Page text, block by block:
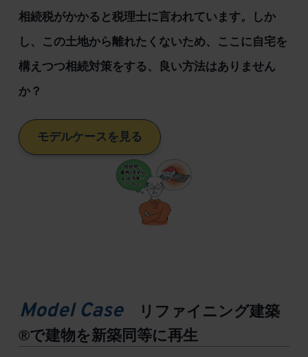
相続税がかかると税理士に言われています。しか
し、この土地から離れたくないため、ここに自宅を
構えつつ相続対策をする、良い方法はありません
か？
モデルケースを見る
Model Case
リファイニング建築
®で建物を新築同等に再生